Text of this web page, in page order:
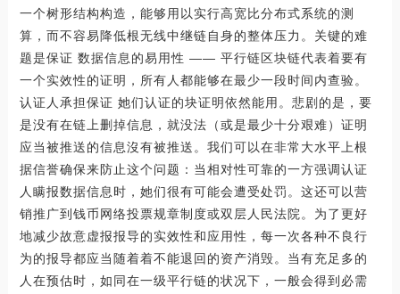
一个树形结构构造，能够用以实行高宽比分布式系统的测
算，而不容易降低根无线中继链自身的整体压力。关键的难
题是保证 数据信息的易用性 —— 平行链区块链代表着要有
一个实效性的证明，所有人都能够在最少一段时间内查验。
认证人承担保证 她们认证的块证明依然能用。悲剧的是，要
是没有在链上删掉信息，就没法（或是最少十分艰难）证明
应当被推送的信息沒有被推送。我们可以在非常大水平上根
据信誉确保来防止这个问题：当相对性可靠的一方强调认证
人瞒报数据信息时，她们很有可能会遭受处罚。这还可以营
销推广到钱币网络投票规章制度或双层人民法院。为了更好
地减少故意虚报报导的实效性和应用性，每一次各种不良行
为的报导都应当随着着不能退回的资产消毁。当有充足多的
人在预估时，如同在一级平行链的状况下，一般会得到必需